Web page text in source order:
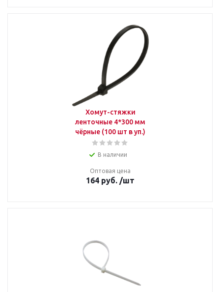
Хомут-стяжки
ленточные 4*300 мм
чёрные (100 шт в уп.)
В наличии
Оптовая цена
164 руб. /шт